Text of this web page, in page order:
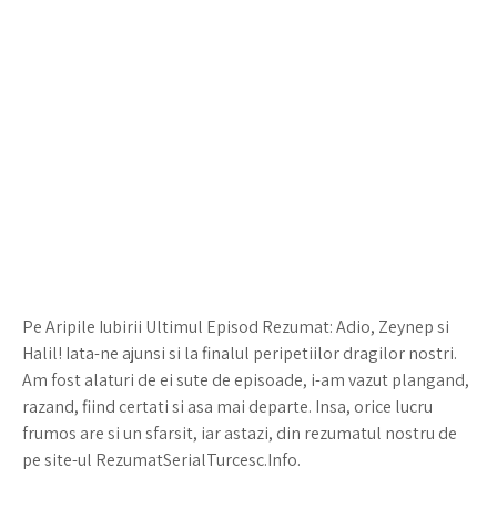
Pe Aripile Iubirii Ultimul Episod Rezumat: Adio, Zeynep si
Halil! Iata-ne ajunsi si la finalul peripetiilor dragilor nostri.
Am fost alaturi de ei sute de episoade, i-am vazut plangand,
razand, fiind certati si asa mai departe. Insa, orice lucru
frumos are si un sfarsit, iar astazi, din rezumatul nostru de
pe site-ul RezumatSerialTurcesc.Info.